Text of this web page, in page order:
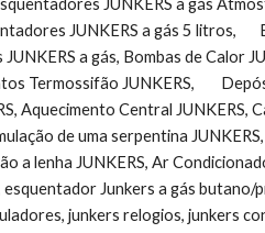
JUNKERS a gás 5 litros,
a gás, Bombas de Calor
Termossifão JUNKERS,
Aquecimento Central JUNKERS,
de uma serpentina
a lenha JUNKERS, Ar
Junkers a gás butano/
junkers relogios, junkers